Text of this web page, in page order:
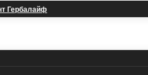
Гербалайф